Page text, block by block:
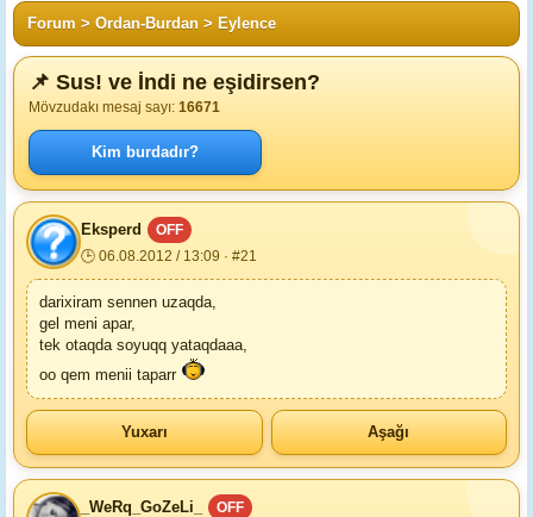
Forum > Ordan-Burdan > Eylence
📌 Sus! ve İndi ne eşidirsen?
Mövzudakı mesaj sayı: 16671
Kim burdadır?
Eksperd
OFF
🕒 06.08.2012 / 13:09 · #21
darixiram sennen uzaqda,
gel meni apar,
tek otaqda soyuqq yataqdaaa,
oo qem menii taparr
Yuxarı Aşağı
_WeRq_GoZeLi_
OFF